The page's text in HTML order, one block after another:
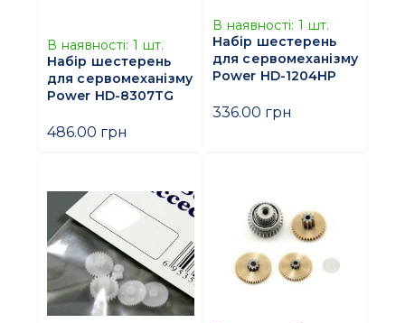
В наявності: 1 шт.
Набір шестерень
для сервомеханізму
Power HD-8307TG
486.00 грн
В наявності: 1 шт.
Набір шестерень
для сервомеханізму
Power HD-1204HP
336.00 грн